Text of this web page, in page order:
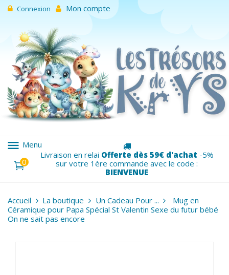
Connexion Mon compte
menu Menu
0
Livraison en relai Offerte dès 59€ d'achat -5%
sur votre 1ère commande avec le code :
BIENVENUE
Accueil La boutique Un Cadeau Pour ...
Mug en
Céramique pour Papa Spécial St Valentin Sexe du futur bébé
On ne sait pas encore